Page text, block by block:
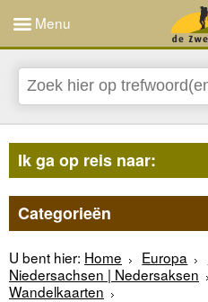
Menu
Ik ga op reis naar:
Categorieën
U bent hier: Home Europa
Niedersachsen | Nedersaksen
Wandelkaarten